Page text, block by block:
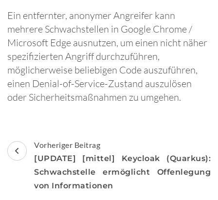
Ein entfernter, anonymer Angreifer kann
mehrere Schwachstellen in Google Chrome /
Microsoft Edge ausnutzen, um einen nicht näher
spezifizierten Angriff durchzuführen,
möglicherweise beliebigen Code auszuführen,
einen Denial-of-Service-Zustand auszulösen
oder Sicherheitsmaßnahmen zu umgehen.
Beitragsnavigation
Vorheriger Beitrag
[UPDATE] [mittel] Keycloak (Quarkus):
Schwachstelle ermöglicht Offenlegung
von Informationen